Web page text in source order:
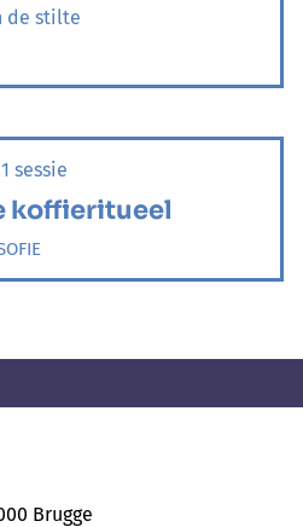
de stilte
sessie
koffieritueel
Brugge